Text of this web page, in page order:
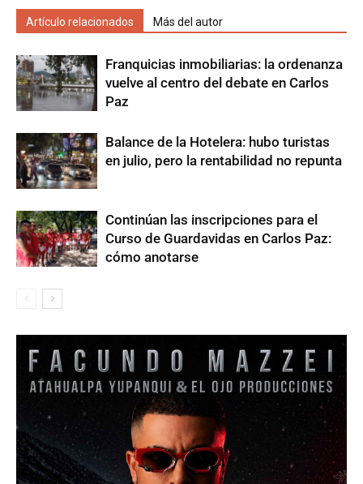
Artículo relacionados Más del autor
Franquicias inmobiliarias: la ordenanza
vuelve al centro del debate en Carlos
Paz
Balance de la Hotelera: hubo turistas
en julio, pero la rentabilidad no repunta
Continúan las inscripciones para el
Curso de Guardavidas en Carlos Paz:
cómo anotarse